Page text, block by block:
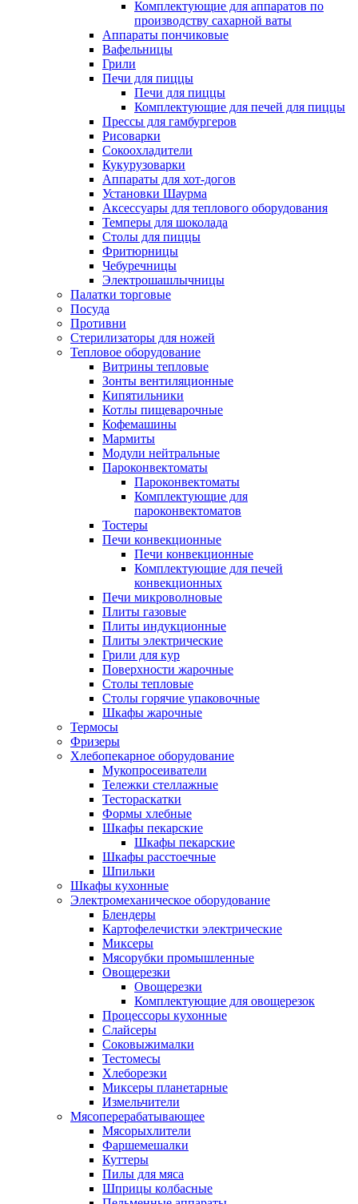
Комплектующие для аппаратов по
производству сахарной ваты
Аппараты пончиковые
Вафельницы
Грили
Печи для пиццы
Печи для пиццы
Комплектующие для печей для пиццы
Прессы для гамбургеров
Рисоварки
Сокоохладители
Кукурузоварки
Аппараты для хот-догов
Установки Шаурма
Аксессуары для теплового оборудования
Темперы для шоколада
Столы для пиццы
Фритюрницы
Чебуречницы
Электрошашлычницы
Палатки торговые
Посуда
Противни
Стерилизаторы для ножей
Тепловое оборудование
Витрины тепловые
Зонты вентиляционные
Кипятильники
Котлы пищеварочные
Кофемашины
Мармиты
Модули нейтральные
Пароконвектоматы
Пароконвектоматы
Комплектующие для
пароконвектоматов
Тостеры
Печи конвекционные
Печи конвекционные
Комплектующие для печей
конвекционных
Печи микроволновые
Плиты газовые
Плиты индукционные
Плиты электрические
Грили для кур
Поверхности жарочные
Столы тепловые
Столы горячие упаковочные
Шкафы жарочные
Термосы
Фризеры
Хлебопекарное оборудование
Мукопросеиватели
Тележки стеллажные
Тестораскатки
Формы хлебные
Шкафы пекарские
Шкафы пекарские
Шкафы расстоечные
Шпильки
Шкафы кухонные
Электромеханическое оборудование
Блендеры
Картофелечистки электрические
Миксеры
Мясорубки промышленные
Овощерезки
Овощерезки
Комплектующие для овощерезок
Процессоры кухонные
Слайсеры
Соковыжималки
Тестомесы
Хлеборезки
Миксеры планетарные
Измельчители
Мясоперерабатывающее
Мясорыхлители
Фаршемешалки
Куттеры
Пилы для мяса
Шприцы колбасные